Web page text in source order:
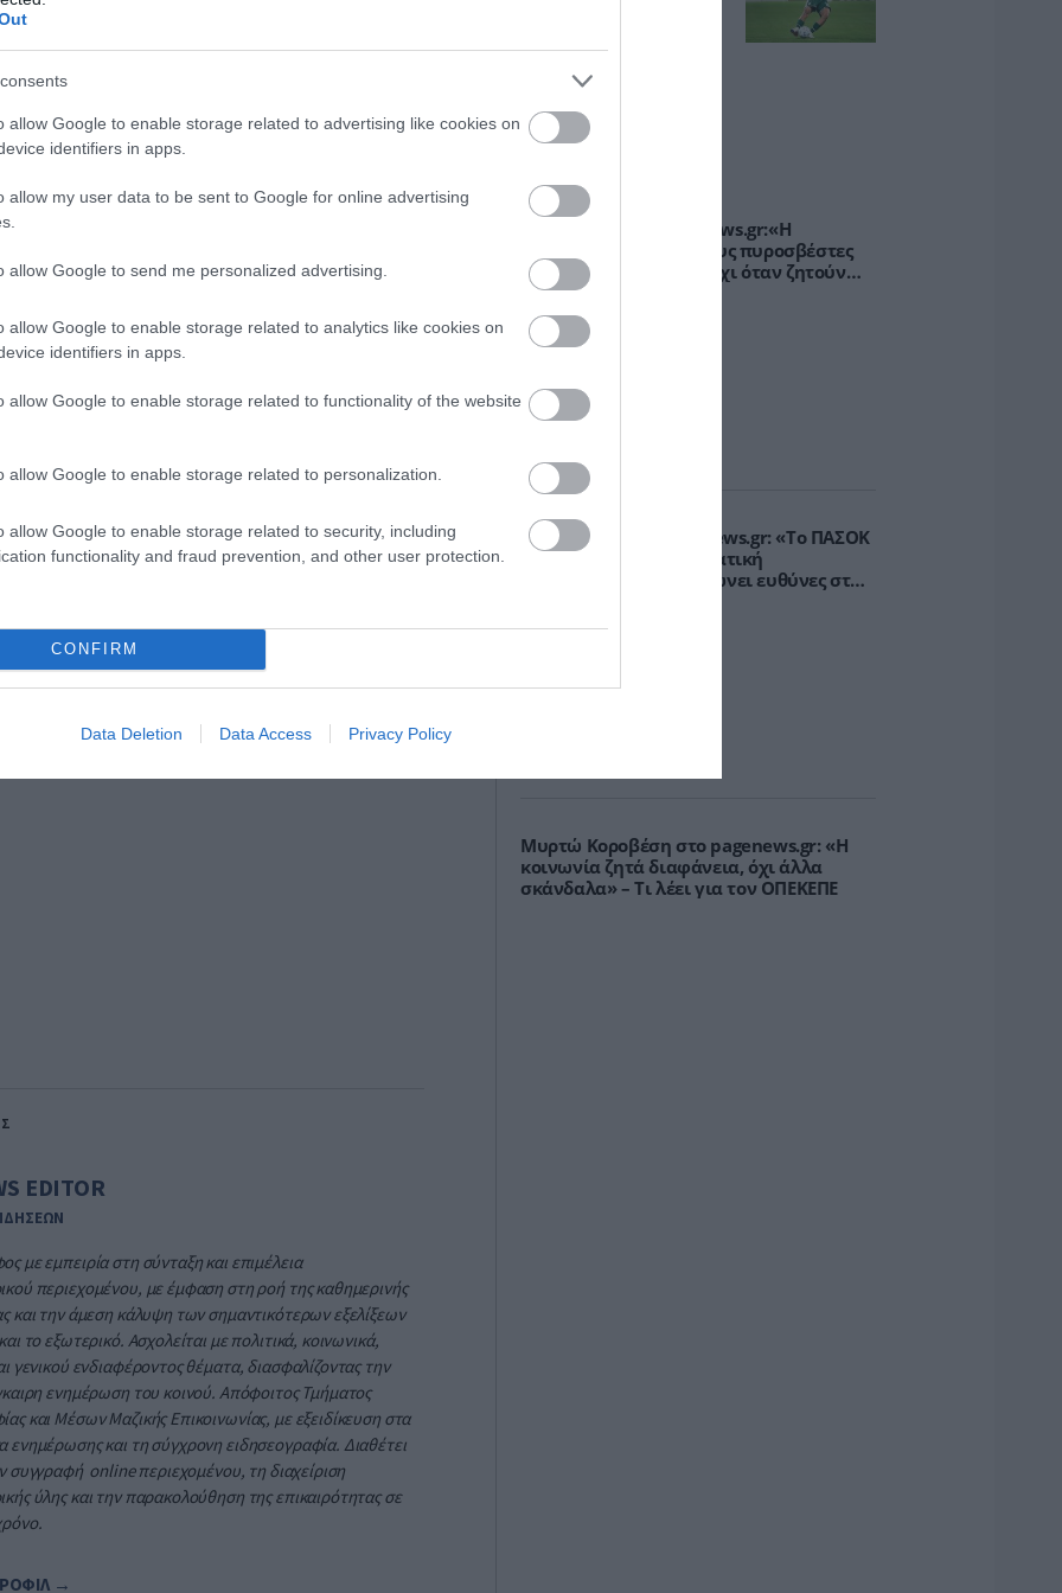
allow Google to enable storage related to advertising like cookies on
identifiers in apps.
allow my user data to be sent to Google for online advertising
allow Google to send me personalized advertising.
allow Google to enable storage related to analytics like cookies on
identifiers in apps.
allow Google to enable storage related to functionality of the website
allow Google to enable storage related to personalization.
allow Google to enable storage related to security, including
functionality and fraud prevention, and other user protection.
CONFIRM
Data Deletion Data Access Privacy Policy
στηνανάβαση Κύμης, όπου κατέγραψε τον
αφήνοντας τον δεύτερο πίσω με
και κατακτώντας την πρώτη
FC (@aekfc_official)
δεν υπήρξε χρόνος για ξεκούραση. Ο
άμεσα για τηΝέα Φιλαδέλφεια, όπου
ενόψει της φιέστας για την κατάκτηση
στην ιστορία του συλλόγου.
γιορτή: προσωπική επιτυχία στις πίστες για
με τον κόσμο της ΑΕΚ για την
ελληνικού ποδοσφαίρου.
να γεμίσει με φίλους της Ένωσης, λίγες
έξω από το ξενοδοχείο της ομάδας,
κλίμα ενθουσιασμού γύρω από τους
EDITOR
με εμπειρία στη σύνταξη και επιμέλεια
περιεχομένου, με έμφαση στη ροή της καθημερινής
και την άμεση κάλυψη των σημαντικότερων εξελίξεων
το εξωτερικό. Ασχολείται με πολιτικά, κοινωνικά,
γενικού ενδιαφέροντος θέματα, διασφαλίζοντας την
ενημέρωση του κοινού. Απόφοιτος Τμήματος
και Μέσων Μαζικής Επικοινωνίας, με εξειδίκευση στα
ενημέρωσης και τη σύγχρονη ειδησεογραφία. Διαθέτει
συγγραφή online περιεχομένου, τη διαχείριση
ύλης και την παρακολούθηση της επικαιρότητας σε
→
Μπαλατσούκας pagenews.gr:«Η
κυβέρνηση θυμάται τους πυροσβέστες
όταν τους λέει ήρωες–όχι όταν ζητούν
στήριξη»
Γ.Βρεττάκος στο pagenews.gr: «Το ΠΑΣΟΚ
μπλοκάρει τη Συνταγματική
Αναθεώρηση και φορτώνει ευθύνες στη
Μυρτώ Κοροβέση στο pagenews.gr: «Η
κοινωνία ζητά διαφάνεια, όχι άλλα
σκάνδαλα» – Τι λέει για τον ΟΠΕΚΕΠΕ